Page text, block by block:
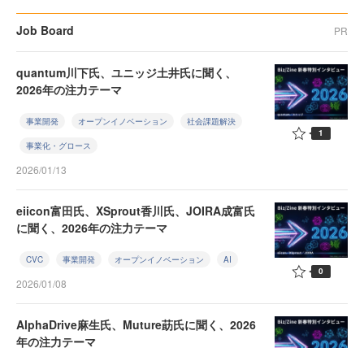
Job Board PR
quantum川下氏、ユニッジ土井氏に聞く、
2026年の注力テーマ
事業開発 オープンイノベーション 社会課題解決
事業化・グロース
2026/01/13
1
eiicon富田氏、XSprout香川氏、JOIRA成富氏
に聞く、2026年の注力テーマ
CVC 事業開発 オープンイノベーション AI
2026/01/08
0
AlphaDrive麻生氏、Muture莇氏に聞く、2026
年の注力テーマ